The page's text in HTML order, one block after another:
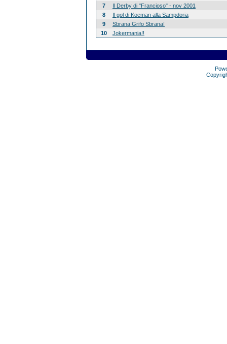
7
Il Derby di "Francioso" - nov 2001
8
Il gol di Koeman alla Sampdoria
9
Sbrana Grifo Sbrana!
10
Jokermania!!